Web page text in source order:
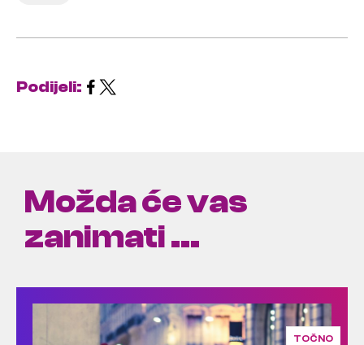
Podijeli:
Možda će vas
zanimati ...
TOČNO